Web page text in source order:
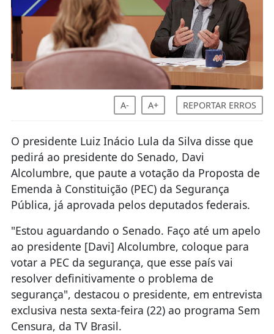
A- A+ REPORTAR ERROS
O presidente Luiz Inácio Lula da Silva disse que
pedirá ao presidente do Senado, Davi
Alcolumbre, que paute a votação da Proposta de
Emenda à Constituição (PEC) da Segurança
Pública, já aprovada pelos deputados federais.
"Estou aguardando o Senado. Faço até um apelo
ao presidente [Davi] Alcolumbre, coloque para
votar a PEC da segurança, que esse país vai
resolver definitivamente o problema de
segurança", destacou o presidente, em entrevista
exclusiva nesta sexta-feira (22) ao programa Sem
Censura, da TV Brasil.